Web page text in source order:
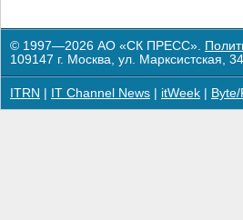
© 1997—2026 АО «СК ПРЕСС».
109147 г. Москва, ул. Марксистская,
ITRN IT Channel News itWeek